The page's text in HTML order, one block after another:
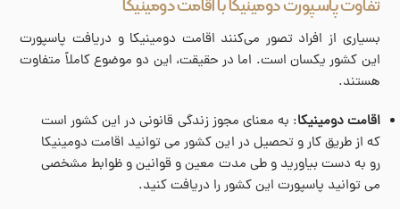
تفاوت پاسپورت دومینیکا با اقامت دومینیکا
بسیاری از افراد تصور می‌کنند اقامت دومینیکا و دریافت پاسپورت
این کشور یکسان است. اما در حقیقت، این دو موضوع کاملاً متفاوت
هستند.
اقامت دومینیکا: به معنای مجوز زندگی قانونی در این کشور است
که از طریق کار و تحصیل در این کشور می توانید اقامت دومینیکا
رو به دست بیاورید و طی مدت معین و قوانین و ظوابط مشخصی
می توانید پاسپورت این کشور را دریافت کنید.